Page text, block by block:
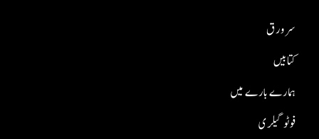
فوٹو گیلری
ہمارے بارے میں
کتابیں
سر ورق